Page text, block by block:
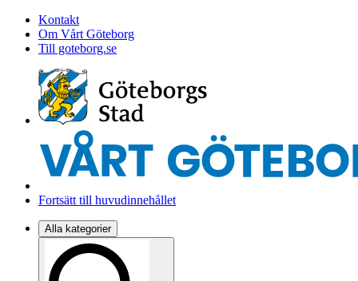
Kontakt
Om Vårt Göteborg
Till goteborg.se
Fortsätt till huvudinnehållet
Alla kategorier